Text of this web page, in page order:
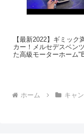
【最新2022】ギミック
カー！メルセデスベン
た高級モーターホーム
ホーム キャ